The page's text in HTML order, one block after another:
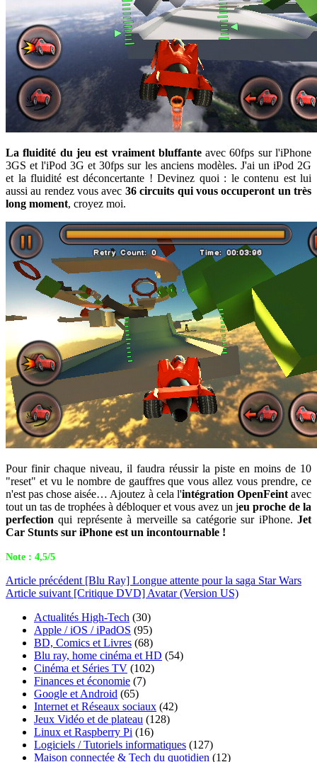
La fluidité du jeu est vraiment bluffanteavec 60fps sur l'iPhone
3GS et l'iPod 3G et 30fps sur les anciens modèles. J'ai un iPod 2G
et la fluidité est déconcertante ! Devinez quoi : le contenu est lui
aussi au rendez vous avec 36 circuits qui vous occuperont un très
long moment, croyez moi.
Pour finir chaque niveau, il faudra réussir la piste en moins de 10
"reset" et vu le nombre de gauffres que vous allez vous prendre, ce
n'est pas chose aisée… Ajoutez à cela l'intégration OpenFeintavec
tout un tas de trophées à débloquer et vous avez un jeu proche de la
perfection qui représente à merveille sa catégorie sur iPhone. Jet
Car Stunts sur iPhone est un incontournable !
Note : 4,5/5
Article précédent [Blu Ray] Longue attente pour la saga Star Wars
Article suivant [Critique DVD] Avatar (Version US)
Actualités High-Tech (30)
Apple / iOS / iPadOS (95)
BD, Comics et Livres (68)
Blu ray, home cinéma et HD (54)
Cinéma et Séries TV (102)
Finances et économie (7)
Google et Android (65)
Internet et Réseaux sociaux (42)
Jeux Vidéo et de plateau (128)
Linux et Raspberry Pi (16)
Logiciels / Tutoriels informatiques (127)
Maison connectée & Tech du quotidien (12)